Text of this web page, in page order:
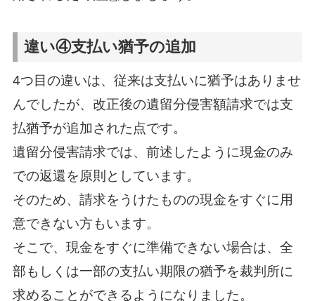
違い④支払い猶予の追加
4つ目の違いは、従来は支払いに猶予はありませ
んでしたが、改正後の遺留分侵害額請求では支
払猶予が追加された点です。
遺留分侵害請求では、前述したように現金のみ
での返還を原則としています。
そのため、請求をうけたものの現金をすぐに用
意できない方もいます。
そこで、現金をすぐに準備できない場合は、全
部もしくは一部の支払い期限の猶予を裁判所に
求めることができるようになりました。